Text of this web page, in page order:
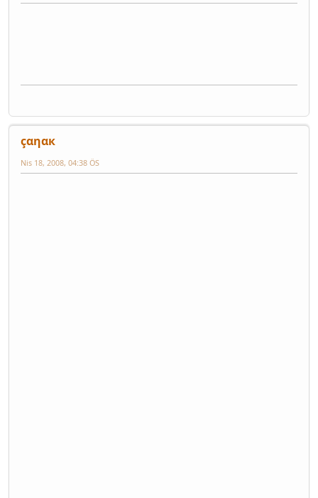
çαηαк
Nis 18, 2008, 04:38 ÖS